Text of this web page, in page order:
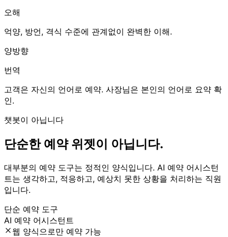
오해
억양, 방언, 격식 수준에 관계없이 완벽한 이해.
양방향
번역
고객은 자신의 언어로 예약. 사장님은 본인의 언어로 요약 확
인.
챗봇이 아닙니다
단순한 예약 위젯이 아닙니다.
대부분의 예약 도구는 정적인 양식입니다. AI 예약 어시스턴
트는 생각하고, 적응하고, 예상치 못한 상황을 처리하는 직원
입니다.
단순 예약 도구
AI 예약 어시스턴트
웹 양식으로만 예약 가능